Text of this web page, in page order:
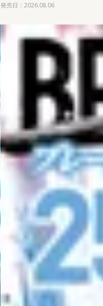
発売日：2026.08.06